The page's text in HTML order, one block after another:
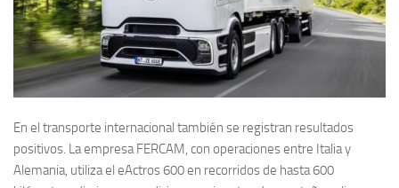
En el transporte internacional también se registran resultados
positivos. La empresa FERCAM, con operaciones entre Italia y
Alemania, utiliza el eActros 600 en recorridos de hasta 600